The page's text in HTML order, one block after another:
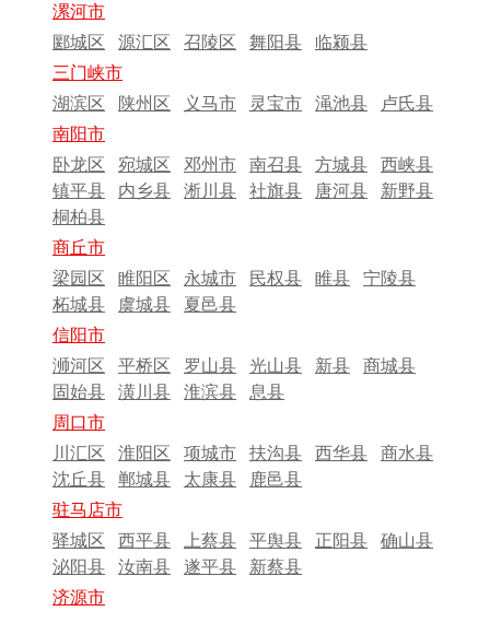
漯河市
郾城区
源汇区 召陵区 舞阳县
临颍县
三门峡市
湖滨区
陕州区 义马市 灵宝市 渑池县
卢氏县
南阳市
卧龙区
宛城区 邓州市 南召县 方城县
西峡县
镇平县
内乡县 淅川县 社旗县 唐河县
新野县
桐柏县
商丘市
梁园区
睢阳区 永城市 民权县 睢县
宁陵县
柘城县
虞城县
夏邑县
信阳市
浉河区
平桥区 罗山县 光山县 新县
商城县
固始县
潢川县 淮滨县
息县
周口市
川汇区
淮阳区 项城市 扶沟县 西华县
商水县
沈丘县
郸城县 太康县
鹿邑县
驻马店市
驿城区
西平县 上蔡县 平舆县 正阳县
确山县
泌阳县
汝南县 遂平县
新蔡县
济源市